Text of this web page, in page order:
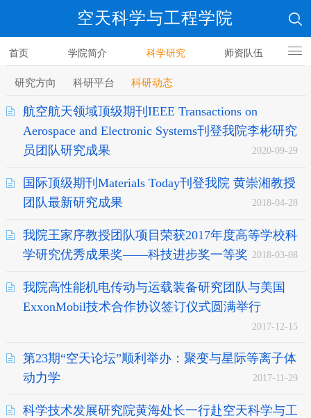
空天科学与工程学院
首页 学院简介 科学研究 师资队伍
人才培养
研究方向 科研平台 科研动态
航空航天领域顶级期刊IEEE Transactions on
Aerospace and Electronic Systems刊登我院李彬研究
员团队研究成果
2020-09-29
国际顶级期刊Materials Today刊登我院 黄崇湘教授
团队最新研究成果
2018-04-28
我院王家序教授团队项目荣获2017年度高等学校科
学研究优秀成果奖——科技进步奖一等奖 2018-03-08
我院高性能机电传动与运载装备研究团队与美国
ExxonMobil技术合作协议签订仪式圆满举行
2017-12-15
第23期“空天论坛”顺利举办：聚变与星际等离子体
动力学
2017-11-29
科学技术发展研究院黄海处长一行赴空天科学与工